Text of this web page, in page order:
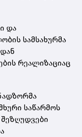
და
სამსახურმა
რეალიზაციაც
საწარმოს